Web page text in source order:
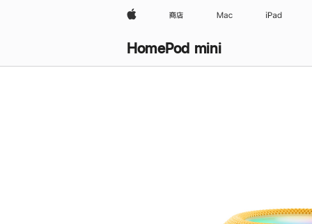
Apple 商店 Mac iPad
HomePod mini